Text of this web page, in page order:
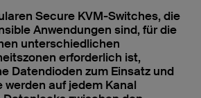
Secure KVM-Switches, die
Anwendungen sind, für die
unterschiedlichen
erforderlich ist,
Datendioden zum Einsatz und
auf jedem Kanal